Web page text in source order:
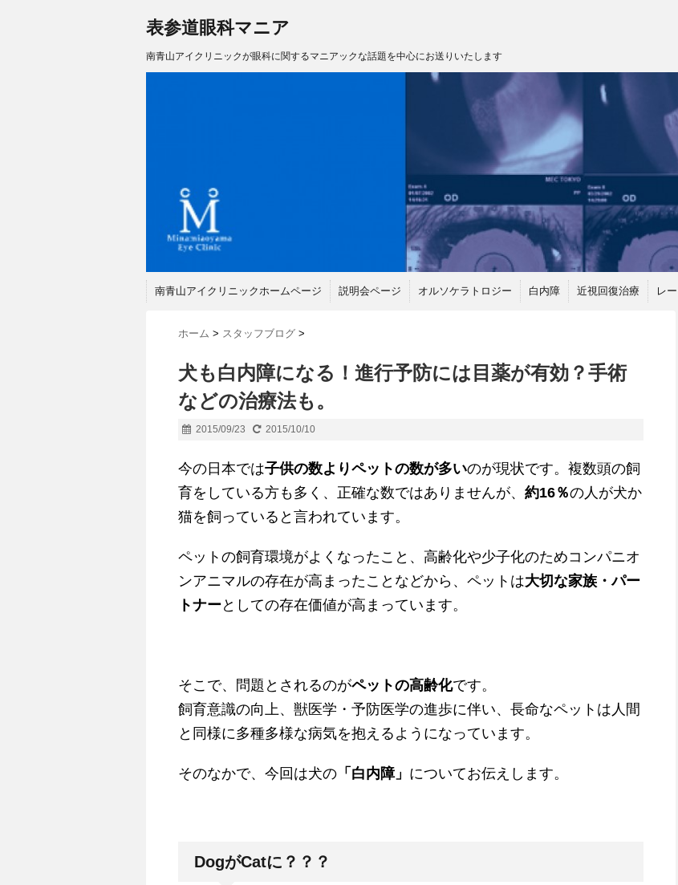
表参道眼科マニア
南青山アイクリニックが眼科に関するマニアックな話題を中心にお送りいたします
南青山アイクリニックホームページ 説明会ページ オルソケラトロジー 白内障 近視回復治療 レ
ホーム > スタッフブログ >
犬も白内障になる！進行予防には目薬が有効？手術
などの治療法も。
2015/09/23 2015/10/10
今の日本では子供の数よりペットの数が多いのが現状です。複数頭の飼
育をしている方も多く、正確な数ではありませんが、 約16％の人が犬か
猫を飼っていると言われています。
ペットの飼育環境がよくなったこと、高齢化や少子化のためコンパニオ
ンアニマルの存在が高まったことなどから、ペットは大切な家族・パー
トナーとしての存在価値が高まっています。
そこで、問題とされるのがペットの高齢化です。
飼育意識の向上、獣医学・予防医学の進歩に伴い、長命なペットは人間
と同様に多種多様な病気を抱えるようになっています。
そのなかで、今回は犬の 「白内障」 についてお伝えします。
DogがCatに？？？